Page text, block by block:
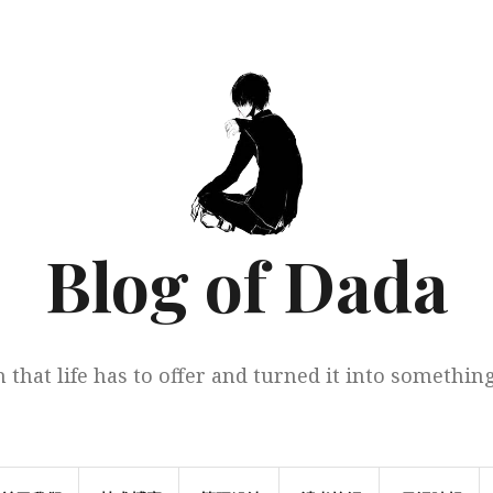
Blog of Dada
that life has to offer and turned it into